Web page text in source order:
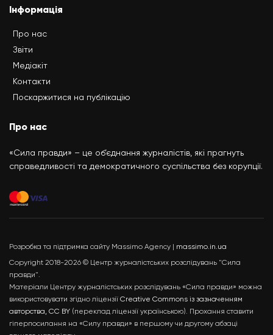
Інформація
Про нас
Звіти
Медіакіт
Контакти
Поскаржитися на публікацію
Про нас
«Сила правди» – це об’єднання журналістів, які прагнуть
справедливості та демократичного суспільства без корупції.
Розробка та підтримка сайту Massimo Agency | massimo.in.ua
Copyright 2018-2026 © Центр журналістських розслідувань "Сила
правди".
Матеріали Центру журналістських розслідувань «Сила правди» можна
використовувати згідно ліцензії Creative Commons із зазначенням
авторства, CC BY (переклад ліцензії українською). Прохання ставити
гіперпосилання на «Силу правди» в першому чи другому абзаці